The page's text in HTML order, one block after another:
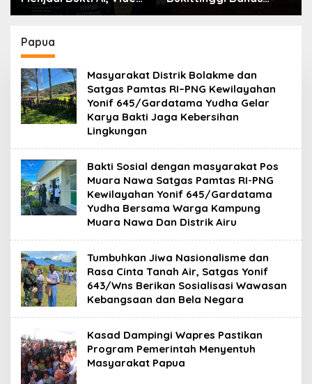
Call, dan Evolusi
Ardy Mu’tamar
Papua
Masyarakat Distrik Bolakme dan
Satgas Pamtas RI–PNG Kewilayahan
Yonif 645/Gardatama Yudha Gelar
Karya Bakti Jaga Kebersihan
Lingkungan
‎Bakti Sosial dengan masyarakat Pos
Muara Nawa Satgas Pamtas RI-PNG
Kewilayahan Yonif 645/Gardatama
Yudha Bersama Warga Kampung
Muara Nawa Dan Distrik Airu
Tumbuhkan Jiwa Nasionalisme dan
Rasa Cinta Tanah Air, Satgas Yonif
643/Wns Berikan Sosialisasi Wawasan
Kebangsaan dan Bela Negara
Kasad Dampingi Wapres Pastikan
Program Pemerintah Menyentuh
Masyarakat Papua